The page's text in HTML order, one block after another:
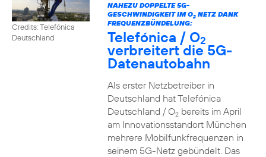
Credits: Telefónica
Deutschland
NAHEZU DOPPELTE 5G-
GESCHWINDIGKEIT IM O2NETZ DANK
FREQUENZBÜNDELUNG:
Telefónica / O2
verbreitert die 5G-
Datenautobahn
Als erster Netzbetreiber in
Deutschland hat Telefónica
Deutschland / O2bereits im April
am Innovationsstandort München
mehrere Mobilfunkfrequenzen in
seinem 5G-Netz gebündelt. Das